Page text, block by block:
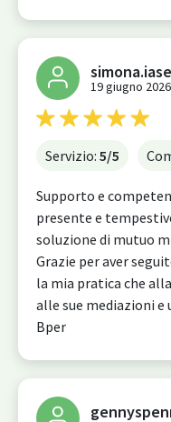
19 giugno 2026
Servizio: 5/5
Supporto e
presente e
soluzione di mutuo
Grazie per aver
la mia pratica che
alle sue mediazioni e
Bper